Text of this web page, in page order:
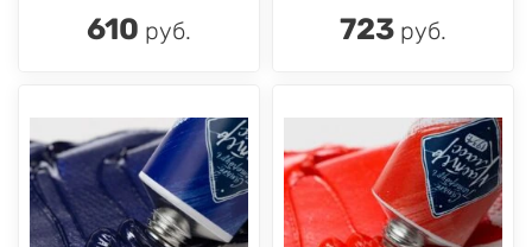
610 руб. 723 руб.